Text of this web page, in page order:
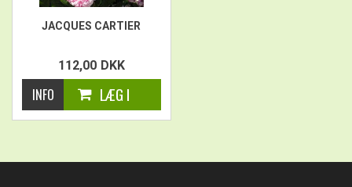
JACQUES CARTIER
112,00 DKK